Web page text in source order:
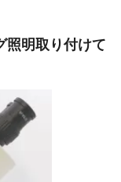
照明取り付けて